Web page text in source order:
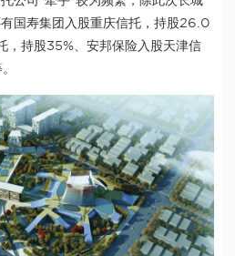
国寿集团入股重庆信托，持股26.0
，持股35%、安邦保险入股天津信